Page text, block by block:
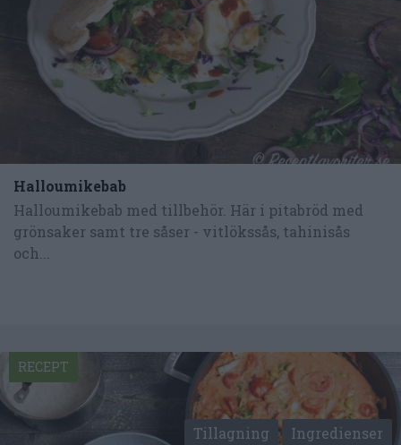
Tillagning Ingredienser
Halloumikebab
Halloumikebab med tillbehör. Här i pitabröd med
grönsaker samt tre såser - vitlökssås, tahinisås
och...
RECEPT